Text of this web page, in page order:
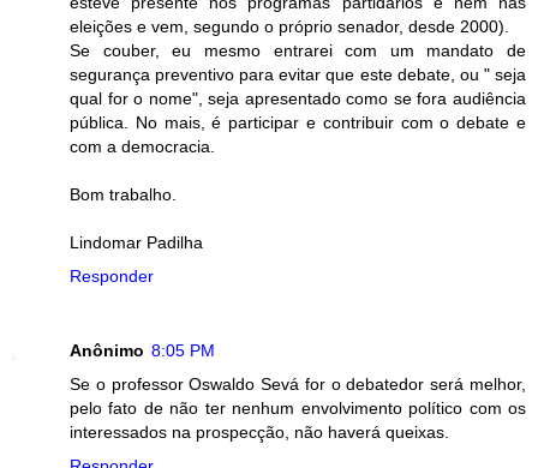
eleições e vem, segundo o próprio senador, desde 2000).
Se couber, eu mesmo entrarei com um mandato de
segurança preventivo para evitar que este debate, ou " seja
qual for o nome", seja apresentado como se fora audiência
pública. No mais, é participar e contribuir com o debate e
com a democracia.
Bom trabalho.
Lindomar Padilha
Responder
Anônimo 8:05 PM
Se o professor Oswaldo Sevá for o debatedor será melhor,
pelo fato de não ter nenhum envolvimento político com os
interessados na prospecção, não haverá queixas.